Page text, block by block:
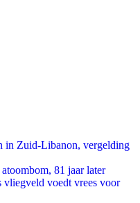
in Zuid-Libanon, vergelding
81 jaar later
voedt vrees voor